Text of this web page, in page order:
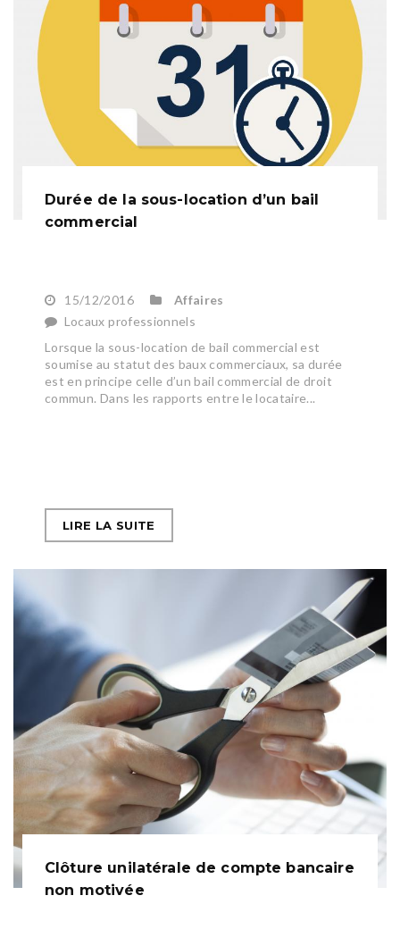
Durée de la sous-location d’un bail
commercial
15/12/2016
Affaires
Locaux professionnels
Lorsque la sous-location de bail commercial est
soumise au statut des baux commerciaux, sa durée
est en principe celle d’un bail commercial de droit
commun. Dans les rapports entre le locataire...
LIRE LA SUITE
Clôture unilatérale de compte bancaire
non motivée